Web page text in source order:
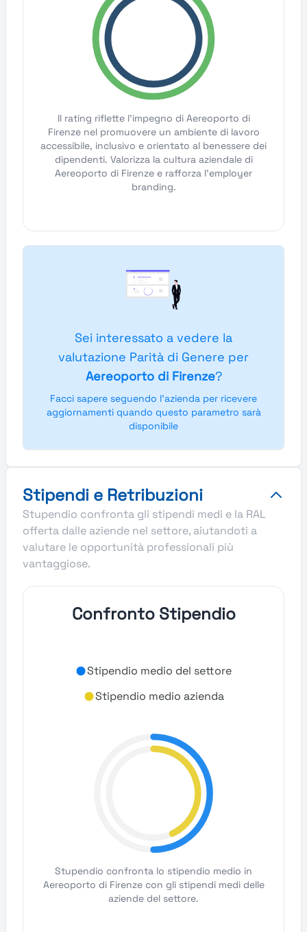
Il rating riflette l'impegno di Aereoporto di
Firenze nel promuovere un ambiente di lavoro
accessibile, inclusivo e orientato al benessere dei
dipendenti. Valorizza la cultura aziendale di
Aereoporto di Firenze e rafforza l'employer
branding.
Sei interessato a vedere la
valutazione Parità di Genere per
Aereoporto di Firenze?
Facci sapere seguendo l'azienda per ricevere
aggiornamenti quando questo parametro sarà
disponibile
Stipendi e Retribuzioni
Stupendio confronta gli stipendi medi e la RAL
offerta dalle aziende nel settore, aiutandoti a
valutare le opportunità professionali più
vantaggiose.
Confronto Stipendio
Stipendio medio del settore
Stipendio medio azienda
Stupendio confronta lo stipendio medio in
Aereoporto di Firenze con gli stipendi medi delle
aziende del settore.